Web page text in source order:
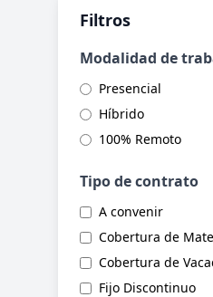
Filtros
Modalidad de
Presencial
Híbrido
100% Remoto
Tipo de contrato
A convenir
Cobertura de
Cobertura de
Fijo Discontinuo